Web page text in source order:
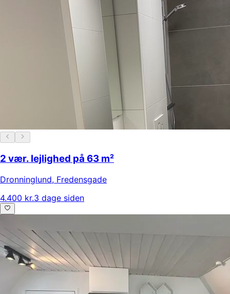
2 vær. lejlighed på 63 m²
Dronninglund, Fredensgade
4.400 kr.3 dage siden